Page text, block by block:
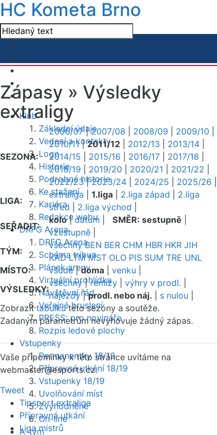
HC Kometa Brno
Klub
Základní údaje
Vedení a kontakty
Logo
Historie
Podrobná historie
Ke stažení
Kariéra
Redakce webu
DRFG Arena
DRFG Arena
Schéma tribun
Plánek areny
Virtuální prohlídka
Návštěvní řád
Veřejné bruslení
PRESS: pro novináře
Rozpis ledové plochy
Vstupenky
Permanentky 18/19
Přípravná utkání 18/19
Vstupenky 18/19
Uvolňování míst
Zvýhodněné
On-line
A-tým
Zápasy » Výsledky
extraligy
SEZONA:
2006/07|2007/08 2008/09 2009/10
2010/11|2011/12 2012/13 2013/14
2014/15
2015/16 2016/17 2017/18
2018/19
2019/20 2020/21 2021/22
2022/23|2023/24 2024/25 2025/26
LIGA:
extraliga 1.liga 2.liga západ
2.liga
střed
2.liga východ
SEŘADIT:
kolo|datum SMĚR: sestupně
vzestupně
TÝM:
všechny BEN BER CHM HBR HKR JIH
KAD LTM MST OLO PIS SUM TRE UNL
MÍSTO:
všude|doma venku
VÝSLEDKY:
všechny|remízy výhry v prodl.
nájezdy|prodl. nebo náj. s nulou
Zobrazittabulkutéto sezóny a soutěže.
Zadaným parametrům nevyhovuje žádný zápas.
Vaše připomínky k této stránce uvítáme na
webmaster@esports.cz.
Tweet
Tipsport extraliga
Přípravná utkání
Liga mistrů